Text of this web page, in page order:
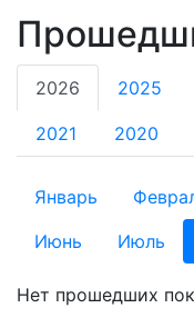
2026 2025
2021 2020
Январь
Июнь
Июль
Нет прошедших